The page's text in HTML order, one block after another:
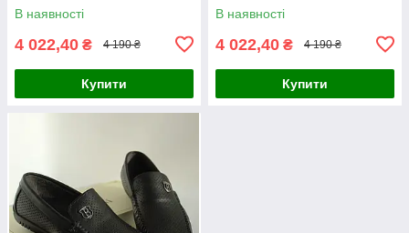
В наявності
4 022,40 ₴ 4 190 ₴
Купити
В наявності
4 022,40 ₴ 4 190 ₴
Купити